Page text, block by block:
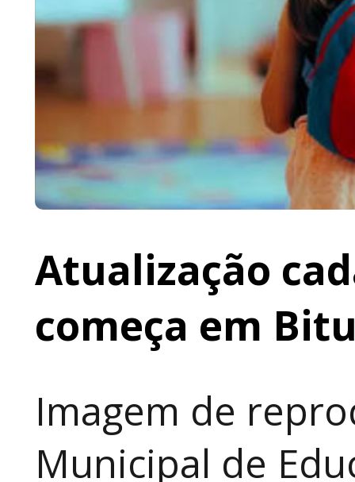
Atualização
começa em
Imagem de
Municipal de